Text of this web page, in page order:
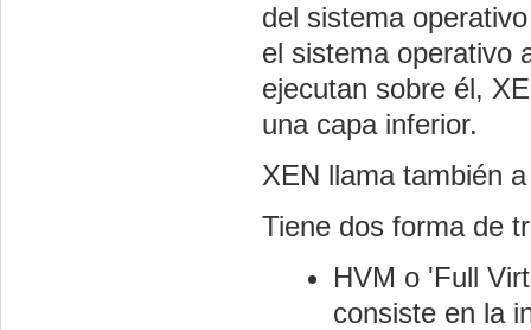
del sistema
el sistema operativo
ejecutan sobre él,
una capa inferior.
XEN llama también
Tiene dos forma de
HVM o 'Full
consiste en la